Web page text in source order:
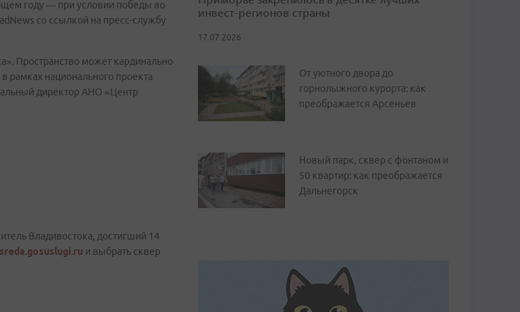
году — при условии победы во
со ссылкой на пресс-службу
Пространство может кардинально
рамках национального проекта
директор АНО «Центр
Владивостока, достигший 14
и выбрать сквер
инвест-регионов страны
17.07.2026
От уютного двора до
горнолыжного курорта: как
преображается Арсеньев
Новый парк, сквер с фонтаном и
50 квартир: как преображается
Дальнегорск